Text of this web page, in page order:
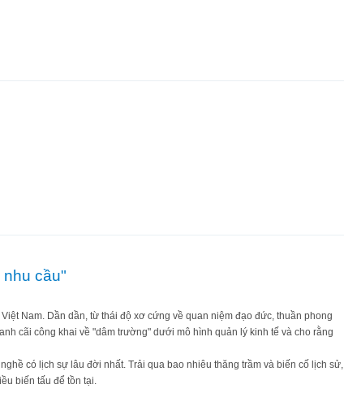
cầu"
Nam. Dần dần, từ thái độ xơ cứng về quan niệm đạo đức, thuần phong
cãi công khai về "dâm trường" dưới mô hình quản lý kinh tế và cho rằng
có lịch sự lâu đời nhất. Trải qua bao nhiêu thăng trầm và biến cố lịch sử,
biến tấu để tồn tại.